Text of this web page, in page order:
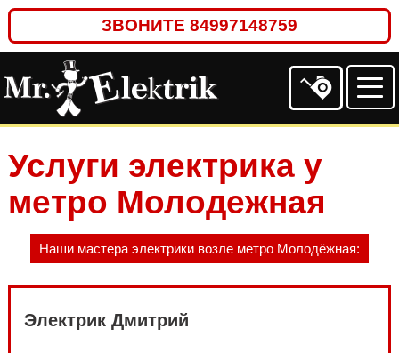
ЗВОНИТЕ 84997148759
Услуги электрика у
метро Молодежная
Наши мастера электрики возле метро Молодёжная:
Электрик Дмитрий